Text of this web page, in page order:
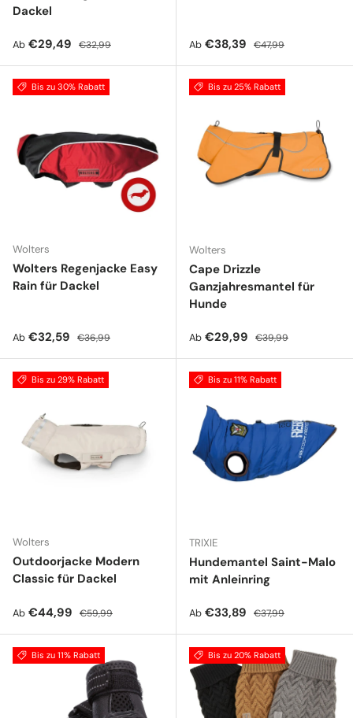
Dackel
Verkaufspreis
Ab €29,49 Normaler Preis
€32,99 Verkaufspreis
Ab €38,39 Normaler Preis
€47,99
Bis zu 30% Rabatt
Wolters
Wolters Regenjacke Easy
Rain für Dackel
Verkaufspreis
Ab €32,59 Normaler Preis
€36,99
Bis zu 25% Rabatt
Wolters
Cape Drizzle
Ganzjahresmantel für
Hunde
Verkaufspreis
Ab €29,99 Normaler Preis
€39,99
Bis zu 29% Rabatt
Wolters
Outdoorjacke Modern
Classic für Dackel
Verkaufspreis
Ab €44,99 Normaler Preis
€59,99
Bis zu 11% Rabatt
TRIXIE
Hundemantel Saint-Malo
mit Anleinring
Verkaufspreis
Ab €33,89 Normaler Preis
€37,99
Bis zu 11% Rabatt Bis zu 20% Rabatt